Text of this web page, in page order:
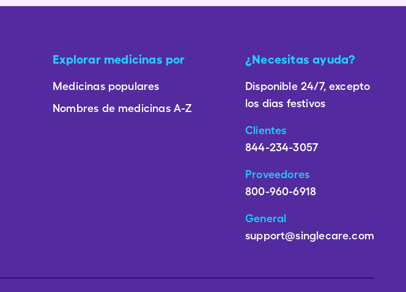
Explorar medicinas por
Medicinas populares
Nombres de medicinas A-Z
¿Necesitas ayuda?
Disponible 24/7, excepto
los dias festivos
Clientes
844-234-3057
Proveedores
800-960-6918
General
support@singlecare.com